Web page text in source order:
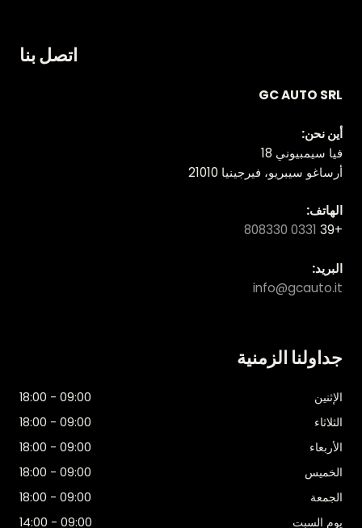
اتصل بنا
GC AUTO SRL
أين نحن:
فيا سيمبيوني 18
أرساغو سيبريو، فيرجينيا 21010
الهاتف:
+39
0331 808330
البريد:
info@gcauto.it
جداولنا الزمنية
الإثنين
09:00 - 18:00
الثلاثاء
09:00 - 18:00
الأربعاء
09:00 - 18:00
الخميس
09:00 - 18:00
الجمعة
09:00 - 18:00
يوم السبت
09:00 - 14:00